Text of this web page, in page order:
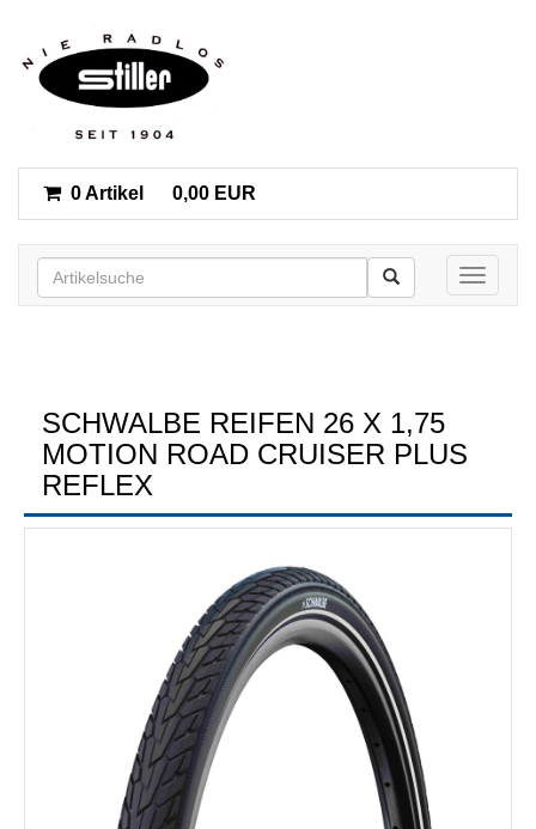
0 Artikel 0,00 EUR
Toggle
SCHWALBE REIFEN 26 X 1,75
MOTION ROAD CRUISER PLUS
REFLEX